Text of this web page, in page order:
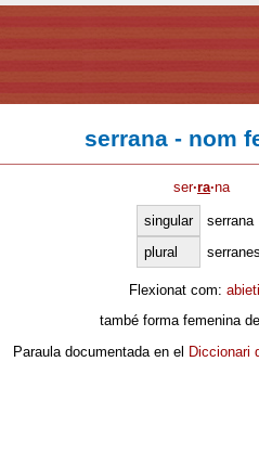
serrana - nom
ser·ra·na
singular
serrana
plural
Flexionat com:
també forma femenina
Paraula documentada en el Diccionari